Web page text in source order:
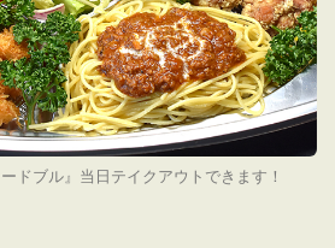
ドブル』当日テイクアウトできます！